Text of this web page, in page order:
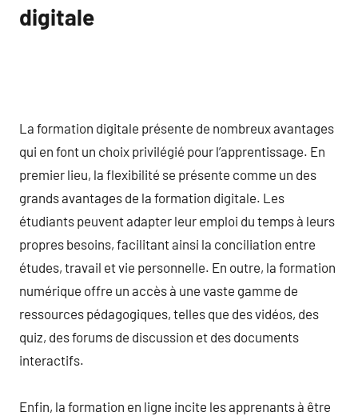
digitale
La formation digitale présente de nombreux avantages
qui en font un choix privilégié pour l’apprentissage. En
premier lieu, la flexibilité se présente comme un des
grands avantages de la formation digitale. Les
étudiants peuvent adapter leur emploi du temps à leurs
propres besoins, facilitant ainsi la conciliation entre
études, travail et vie personnelle. En outre, la formation
numérique offre un accès à une vaste gamme de
ressources pédagogiques, telles que des vidéos, des
quiz, des forums de discussion et des documents
interactifs.
Enfin, la formation en ligne incite les apprenants à être